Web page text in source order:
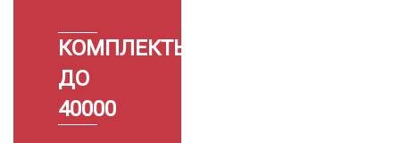
КОМПЛЕКТЫ
ДО
40000